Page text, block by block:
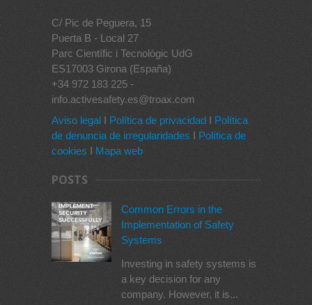
C/ Pic de Peguera, 15
Puerta B - Local 27
Parc Científic i Tecnològic UdG
ES17003 Girona (España)
+34 972 183 225 -
info.activesafety.es@troax.com
Aviso legal I Política de privacidad I Política
de denuncia de irregularidades I Política de
cookies I Mapa web
POSTS
Common Errors in the
Implementation of Safety
Systems
Investing in safety systems is
a key decision for any
company. However, it is...